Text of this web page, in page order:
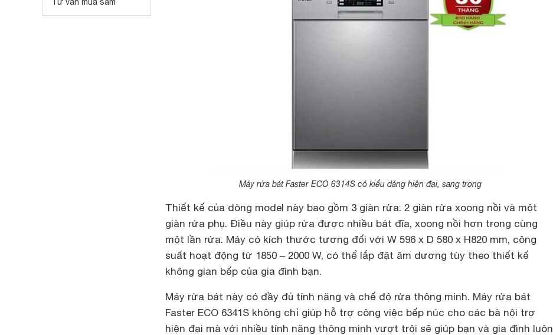
Máy rửa bát Faster ECO 6314S có kiểu dáng hiện đại, sang trọng
Thiết kế của dòng model này bao gồm 3 giàn rửa: 2 giàn rửa xoong nồi và một
giàn rửa phụ. Điều này giúp rửa được nhiều bát đĩa, xoong nồi hơn trong cùng
một lần rửa. Máy có kích thước tương đối với W 596 x D 580 x H820 mm, công
suất hoạt động từ 1850 – 2000 W, có thể lắp đặt âm dương tùy theo thiết kế
không gian bếp của gia đình bạn.
Máy rửa bát này có đầy đủ tính năng và chế độ rửa thông minh. Máy rửa bát
Faster ECO 6341S không chỉ giúp hỗ trợ công việc bếp núc cho các bà nội trợ
hiện đại mà với nhiều tính năng thông minh vượt trội sẽ giúp bạn và gia đình luôn